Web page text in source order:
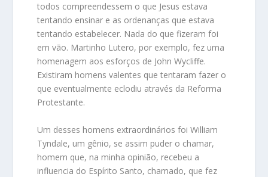
todos compreendessem o que Jesus estava
tentando ensinar e as ordenanças que estava
tentando estabelecer. Nada do que fizeram foi
em vão. Martinho Lutero, por exemplo, fez uma
homenagem aos esforços de John Wycliffe.
Existiram homens valentes que tentaram fazer o
que eventualmente eclodiu através da Reforma
Protestante.
Um desses homens extraordinários foi William
Tyndale, um gênio, se assim puder o chamar,
homem que, na minha opinião, recebeu a
influencia do Espírito Santo, chamado, que fez